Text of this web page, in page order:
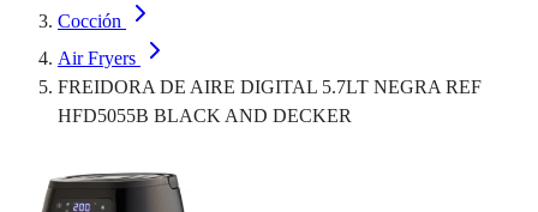
Cocción
Air Fryers
FREIDORA DE AIRE DIGITAL 5.7LT NEGRA REF
HFD5055B BLACK AND DECKER